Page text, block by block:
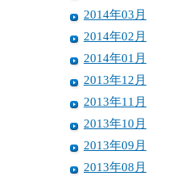
2014年03月
2014年02月
2014年01月
2013年12月
2013年11月
2013年10月
2013年09月
2013年08月